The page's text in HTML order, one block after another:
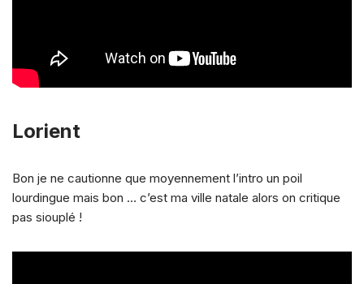
Lorient
Bon je ne cautionne que moyennement l’intro un poil
lourdingue mais bon … c’est ma ville natale alors on critique
pas siouplé !